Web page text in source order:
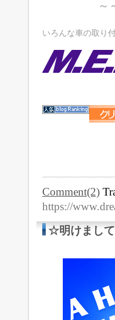
～～～～
いろんな車の取り
Comment(2)
https://
☆明けまし